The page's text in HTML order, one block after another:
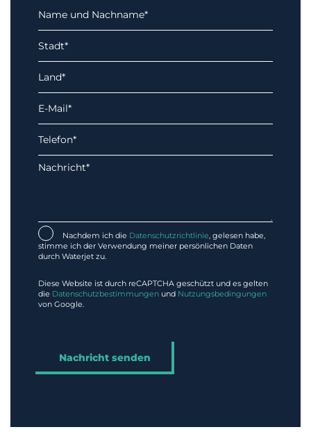
Nachdem ich die Datenschutzrichtlinie , gelesen habe,
stimme ich der Verwendung meiner persönlichen Daten
durch Waterjet zu.
Diese Website ist durch reCAPTCHA geschützt und es gelten
die Datenschutzbestimmungen und Nutzungsbedingungen
von Google.